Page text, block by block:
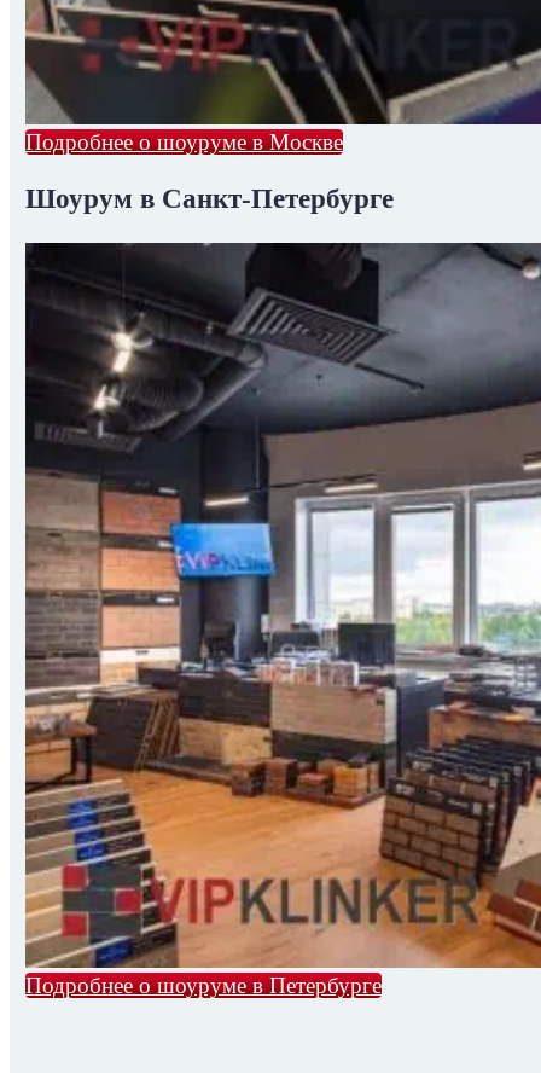
Подробнее о шоуруме в Москве
Шоурум в Санкт-Петербурге
Подробнее о шоуруме в Петербурге